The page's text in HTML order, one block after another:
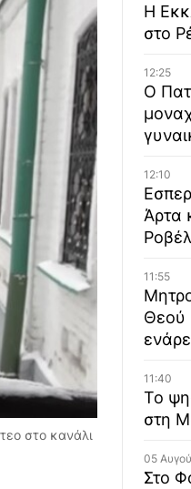
στο κανάλι
Η
στο
12:25
Ο
12:10
Άρτα
11:55
Θεού
11:40
Το
στη
05
Στο